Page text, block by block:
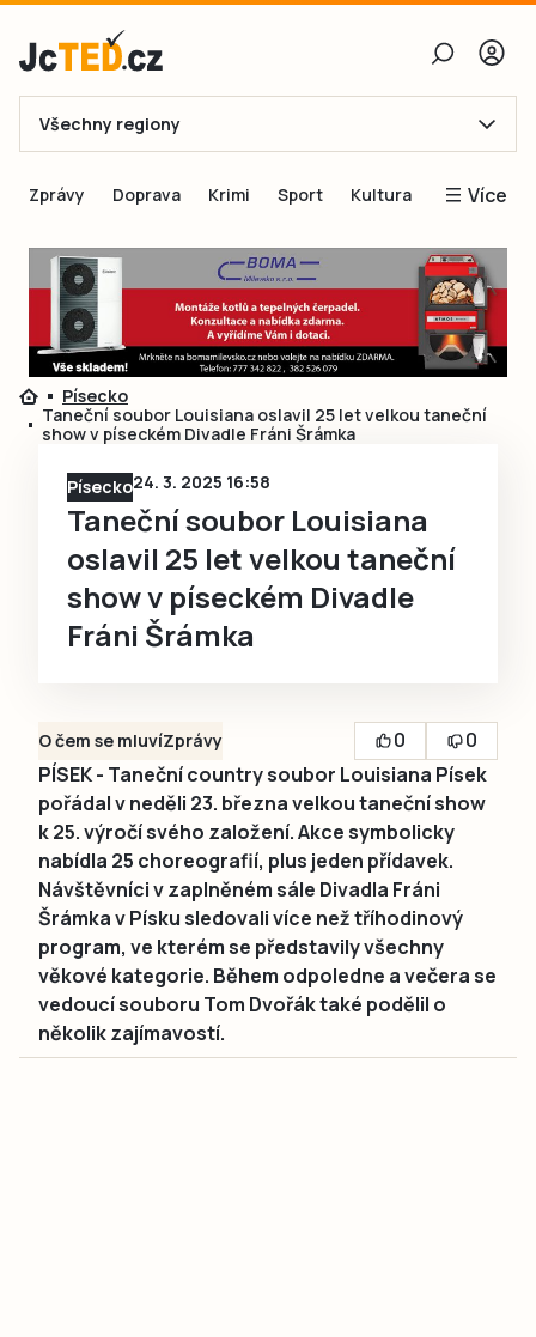
E-mail
Obnovit heslo
Přihlásit se
Ještě nemám účet, chci se
Všechny regiony
Zprávy Doprava Krimi Sport Kultura Více
Blogy
Inspirace
Čtenáři píší
Speciální přílohy
Písecko
Taneční soubor Louisiana oslavil 25 let velkou taneční
show v píseckém Divadle Fráni Šrámka
Písecko24. 3. 2025 16:58
Taneční soubor Louisiana
oslavil 25 let velkou taneční
show v píseckém Divadle
Fráni Šrámka
O čem se mluvíZprávy 0
0
PÍSEK - Taneční country soubor Louisiana Písek
pořádal v neděli 23. března velkou taneční show
k 25. výročí svého založení. Akce symbolicky
nabídla 25 choreografií, plus jeden přídavek.
Návštěvníci v zaplněném sále Divadla Fráni
Šrámka v Písku sledovali více než tříhodinový
program, ve kterém se představily všechny
věkové kategorie. Během odpoledne a večera se
vedoucí souboru Tom Dvořák také podělil o
několik zajímavostí.